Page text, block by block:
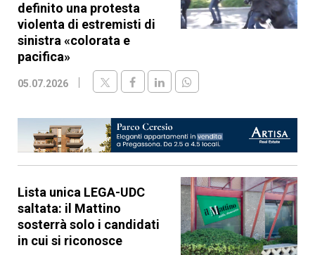
definito una protesta
violenta di estremisti di
sinistra «colorata e
pacifica»
05.07.2026
Lista unica LEGA-UDC
saltata: il Mattino
sosterrà solo i candidati
in cui si riconosce